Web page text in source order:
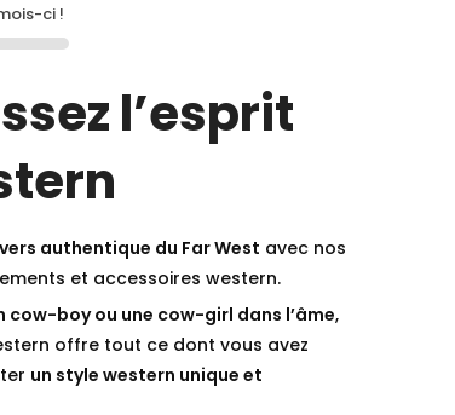
ci !
l’esprit
authentique du Far West avec nos
et accessoires western.
cow-boy ou une cow-girl dans l’âme,
offre tout ce dont vous avez
un style western unique et